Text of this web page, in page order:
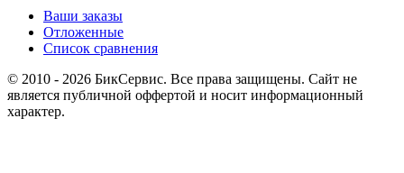
Ваши заказы
Отложенные
Список сравнения
© 2010 - 2026 БикСервис. Все права защищены. Сайт не
является публичной оффертой и носит информационный
характер.